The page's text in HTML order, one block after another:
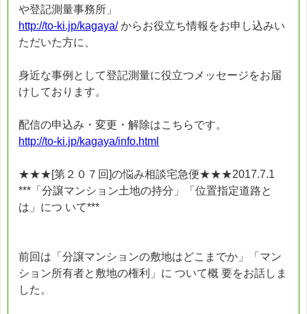
や登記測量事務所」
http://to-ki.jp/kagaya/からお役立ち情報をお申し込みい
ただいた方に、
身近な事例として登記測量に役立つメッセージをお届
けしております。
配信の申込み・変更・解除はこちらです。
http://to-ki.jp/kagaya/info.html
★★★[第２０７回]の悩み相談宅急便★★★2017.7.1
***「分譲マンション土地の持分」「位置指定道路と
は」につ いて***
前回は「分譲マンションの敷地はどこまでか」「マン
ション所有者と敷地の権利」に ついて概 要をお話しま
した。